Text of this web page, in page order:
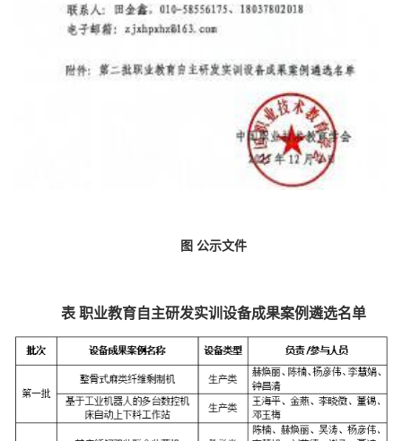
图 公示文件
表 职业教育自主研发实训设备成果案例遴选名单